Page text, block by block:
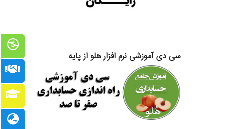
سی دی آموزشی نرم افزار هلو از پایه